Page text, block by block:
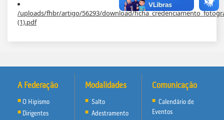
/uploads/fhbr/artigo/56293/download/
(1).pdf
A Federação
O Hipismo
Dirigentes
Modalidades
Salto
Adestramento
Comunicação
Calendário de
Eventos